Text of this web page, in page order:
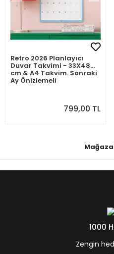
Retro 2026 Planlayıcı
Duvar Takvimi - 33X48
cm & A4 Takvim. Sonraki
Ay Önizlemeli
799,00 TL
1000
Zengin